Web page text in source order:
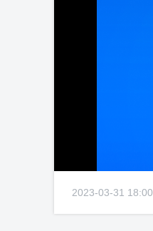
2023-03-31 18:00